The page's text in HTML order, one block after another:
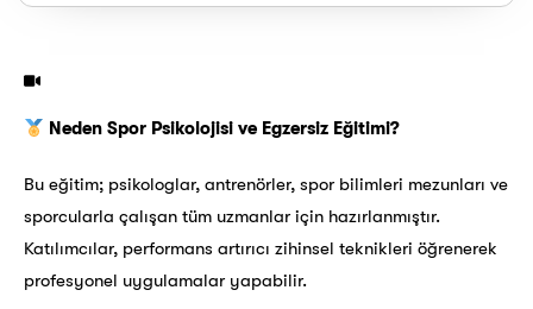
Neden Spor Psikolojisi ve Egzersiz Eğitimi?
Bu eğitim; psikologlar, antrenörler, spor bilimleri mezunları ve
sporcularla çalışan tüm uzmanlar için hazırlanmıştır.
Katılımcılar, performans artırıcı zihinsel teknikleri öğrenerek
profesyonel uygulamalar yapabilir.